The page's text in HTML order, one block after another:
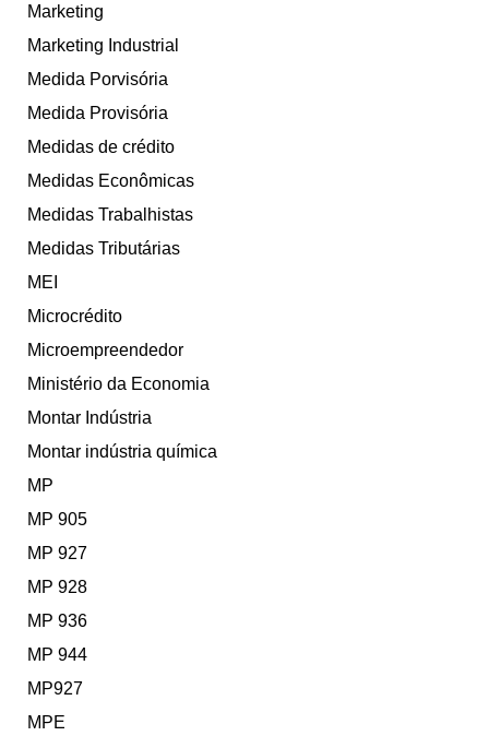
Marketing
Marketing Industrial
Medida Porvisória
Medida Provisória
Medidas de crédito
Medidas Econômicas
Medidas Trabalhistas
Medidas Tributárias
MEI
Microcrédito
Microempreendedor
Ministério da Economia
Montar Indústria
Montar indústria química
MP
MP 905
MP 927
MP 928
MP 936
MP 944
MP927
MPE